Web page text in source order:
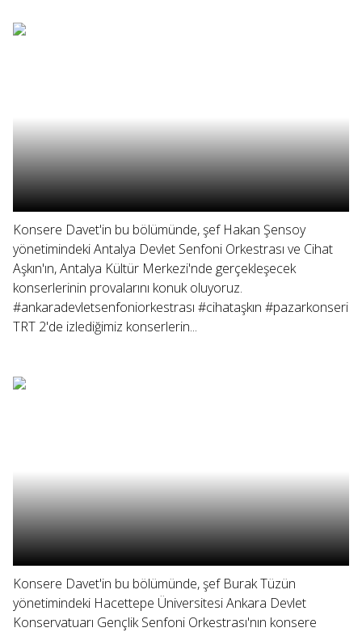
Konsere Davet'in bu bölümünde, şef Hakan Şensoy
yönetimindeki Antalya Devlet Senfoni Orkestrası ve Cihat
Aşkın'ın, Antalya Kültür Merkezi'nde gerçekleşecek
konserlerinin provalarını konuk oluyoruz.
#ankaradevletsenfoniorkestrası #cihataşkın #pazarkonseri
TRT 2'de izlediğimiz konserlerin...
Konsere Davet'in bu bölümünde, şef Burak Tüzün
yönetimindeki Hacettepe Üniversitesi Ankara Devlet
Konservatuarı Gençlik Senfoni Orkestrası'nın konsere